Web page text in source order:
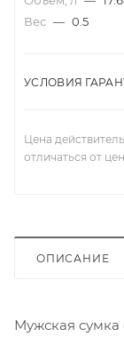
Вес — 0.5
УСЛОВИЯ
Цена
отличаться от
ОПИСАНИЕ
Мужская сумка